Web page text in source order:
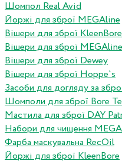
Шомпол Real Avid
Йоржі для зброї MEGAline
Вішери для зброї KleenBore
Вішери для зброї MEGAline
Вішери для зброї Dewey
Вішери для зброї Hoppe`s
Засоби для догляду за
Шомполи для зброї Bore
Мастила для зброї DAY
Набори для чищення
Фарба маскувальна RecOil
Йоржі для зброї KleenBore